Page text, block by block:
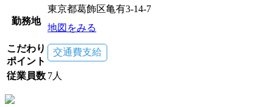
勤務地
東京都葛飾区亀有3-14-7
地図をみる
こだわり
ポイント
交通費支給
従業員数 7人